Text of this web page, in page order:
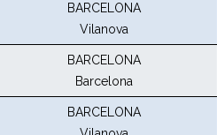
BARCELONA
Vilanova
BARCELONA
Barcelona
BARCELONA